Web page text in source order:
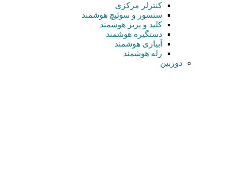
کنترلر مرکزی
سنسور و سوئیچ هوشمند
کلید و پریز هوشمند
دستگیره هوشمند
آبیاری هوشمند
رله هوشمند
دوربین